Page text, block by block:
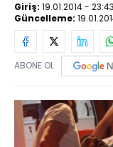
Giriş: 19.01.2014 - 23:43
Güncelleme:
ABONE OL